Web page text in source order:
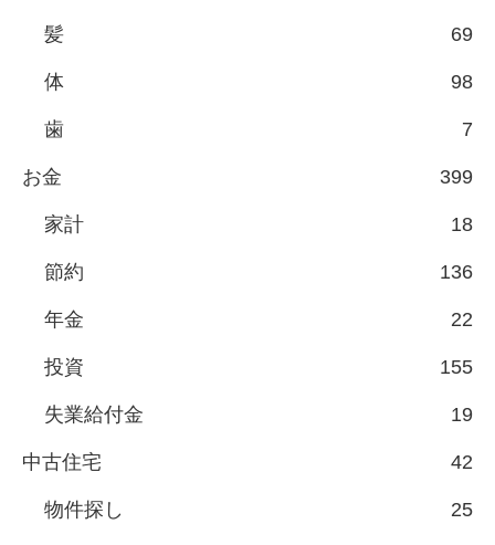
髪 69
体 98
歯 7
お金 399
家計 18
節約 136
年金 22
投資 155
失業給付金 19
中古住宅 42
物件探し 25